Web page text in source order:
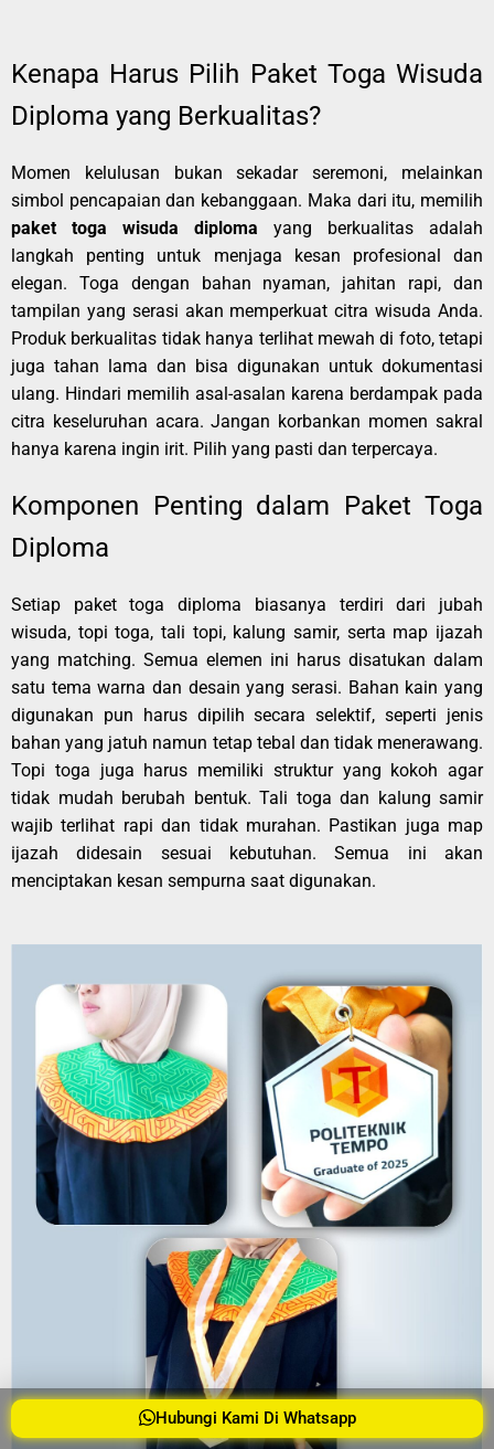
Hubungi Kami Di Whatsapp
Kenapa Harus Pilih Paket Toga Wisuda
Diploma yang Berkualitas?
Momen kelulusan bukan sekadar seremoni, melainkan
simbol pencapaian dan kebanggaan. Maka dari itu, memilih
paket toga wisuda diploma yang berkualitas adalah
langkah penting untuk menjaga kesan profesional dan
elegan. Toga dengan bahan nyaman, jahitan rapi, dan
tampilan yang serasi akan memperkuat citra wisuda Anda.
Produk berkualitas tidak hanya terlihat mewah di foto, tetapi
juga tahan lama dan bisa digunakan untuk dokumentasi
ulang. Hindari memilih asal-asalan karena berdampak pada
citra keseluruhan acara. Jangan korbankan momen sakral
hanya karena ingin irit. Pilih yang pasti dan terpercaya.
Komponen Penting dalam Paket Toga
Diploma
Setiap paket toga diploma biasanya terdiri dari jubah
wisuda, topi toga, tali topi, kalung samir, serta map ijazah
yang matching. Semua elemen ini harus disatukan dalam
satu tema warna dan desain yang serasi. Bahan kain yang
digunakan pun harus dipilih secara selektif, seperti jenis
bahan yang jatuh namun tetap tebal dan tidak menerawang.
Topi toga juga harus memiliki struktur yang kokoh agar
tidak mudah berubah bentuk. Tali toga dan kalung samir
wajib terlihat rapi dan tidak murahan. Pastikan juga map
ijazah didesain sesuai kebutuhan. Semua ini akan
menciptakan kesan sempurna saat digunakan.